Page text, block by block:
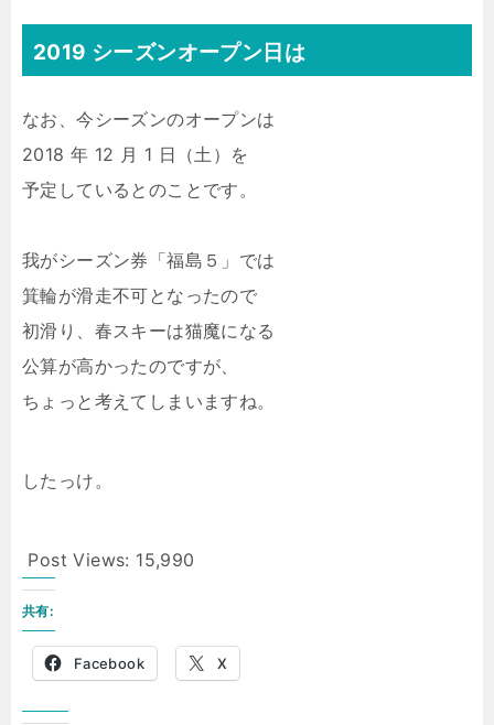
2019 シーズンオープン日は
なお、今シーズンのオープンは
2018 年 12 月 1 日（土）を
予定しているとのことです。
我がシーズン券「福島５」では
箕輪が滑走不可となったので
初滑り、春スキーは猫魔になる
公算が高かったのですが、
ちょっと考えてしまいますね。
したっけ。
Post Views: 15,990
共有:
Facebook X